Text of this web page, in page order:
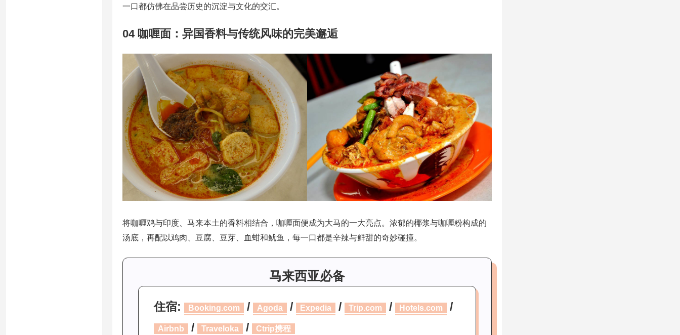
一口都仿佛在品尝历史的沉淀与文化的交汇。
04 咖喱面：异国香料与传统风味的完美邂逅
将咖喱鸡与印度、马来本土的香料相结合，咖喱面便成为大马的一大亮点。浓郁的椰浆与咖喱粉构成的
汤底，再配以鸡肉、豆腐、豆芽、血蚶和鱿鱼，每一口都是辛辣与鲜甜的奇妙碰撞。
马来西亚必备
住宿: Booking.com / Agoda / Expedia / Trip.com / Hotels.com /
Airbnb / Traveloka / Ctrip携程